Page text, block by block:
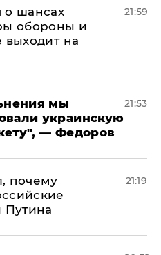
о шансах
обороны и
выходит на
21:59
мы
украинскую
— Федоров
21:53
почему
Путина
21:19